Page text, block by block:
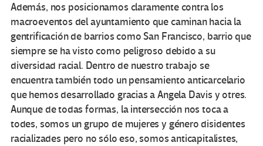
Además, nos posicionamos claramente contra los
macroeventos del ayuntamiento que caminan hacia la
gentrificación de barrios como San Francisco, barrio que
siempre se ha visto como peligroso debido a su
diversidad racial. Dentro de nuestro trabajo se
encuentra también todo un pensamiento anticarcelario
que hemos desarrollado gracias a Angela Davis y otres.
Aunque de todas formas, la intersección nos toca a
todes, somos un grupo de mujeres y género disidentes
racializades pero no sólo eso, somos anticapitalistes,